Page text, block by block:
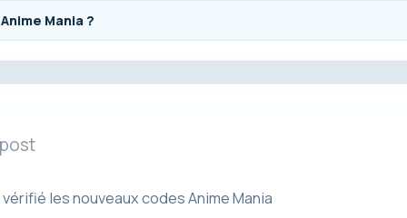
Mania ?
les nouveaux codes Anime Mania